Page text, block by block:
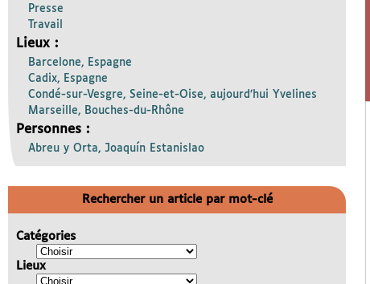
Presse
Travail
Lieux :
Barcelone, Espagne
Cadix, Espagne
Condé-sur-Vesgre, Seine-et-Oise, aujourd’hui Yvelines
Marseille, Bouches-du-Rhône
Personnes :
Abreu y Orta, Joaquín Estanislao
Rechercher un article par mot-clé
Catégories
Lieux